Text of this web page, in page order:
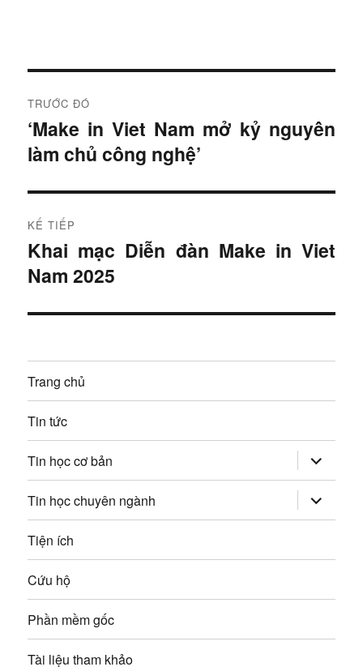
i
ề
u
h
ư
g
b
à
i
v
i
ế
t
TRƯỚC ĐÓ
B
à
t
r
ư
ớ
c
:
‘Make in Viet Nam mở kỷ nguyên
làm chủ công nghệ’
KẾ TIẾP
B
à
t
ế
p
Khai mạc Diễn đàn Make in Viet
Nam 2025
Trang chủ
Tin tức
Tin học cơ bản mở
rộng
trình
đơn
con
Tin học chuyên ngành mở
rộng
trình
Tiện ích
Cứu hộ
Phần mềm gốc
Tài liệu tham khảo